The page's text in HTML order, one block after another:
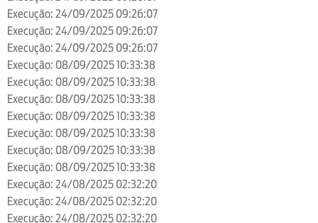
Execução: 24/09/2025 09:26:07
Execução: 24/09/2025 09:26:07
Execução: 24/09/2025 09:26:07
Execução: 08/09/2025 10:33:38
Execução: 08/09/2025 10:33:38
Execução: 08/09/2025 10:33:38
Execução: 08/09/2025 10:33:38
Execução: 08/09/2025 10:33:38
Execução: 08/09/2025 10:33:38
Execução: 08/09/2025 10:33:38
Execução: 24/08/2025 02:32:20
Execução: 24/08/2025 02:32:20
Execução: 24/08/2025 02:32:20